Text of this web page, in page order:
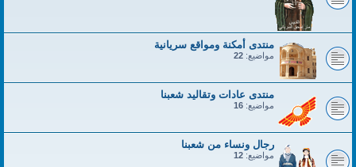
منتدى أمكنة ومواقع سريانية
مواضيع: 22
منتدى عادات وتقاليد شعبنا
مواضيع: 16
رجال ونساء من شعبنا
مواضيع: 12